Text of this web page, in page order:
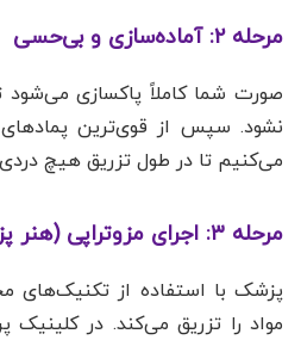
مرحله ۲: آماده‌سازی و بی‌حسی
صورت شما کاملاً پاکسازی می‌شود
نشود. سپس از قوی‌ترین
می‌کنیم تا در طول تزریق هیچ
مرحله ۳: اجرای مزوتراپی (هنر پزشک)
پزشک با استفاده از تکنیک‌های
مواد را تزریق می‌کند. در کلینیک